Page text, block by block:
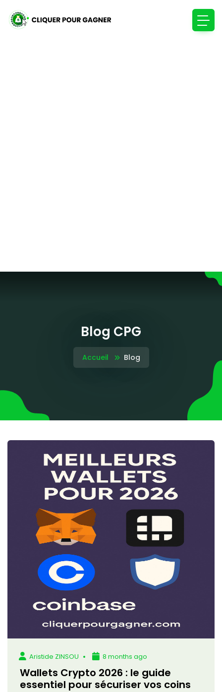
Blog CPG
Accueil Blog
Aristide ZINSOU 8 months ago
Wallets Crypto 2026 : le guide
essentiel pour sécuriser vos coins